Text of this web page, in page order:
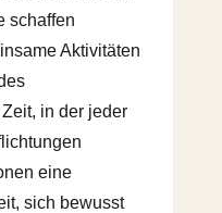
schaffen
Aktivitäten
in der jeder
eine
sich bewusst